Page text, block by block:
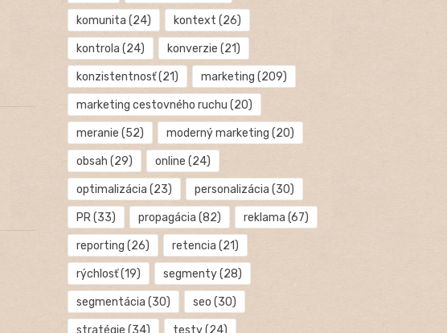
komunita (24) kontext (26)
kontrola (24) konverzie (21)
konzistentnosť(21) marketing (209)
marketing cestovného ruchu (20)
meranie (52) moderný marketing (20)
obsah (29) online (24)
optimalizácia (23) personalizácia (30)
PR(33) propagácia (82) reklama (67)
reporting (26) retencia (21)
rýchlosť(19) segmenty(28)
segmentácia (30) seo (30)
stratégie (34) testy(24)